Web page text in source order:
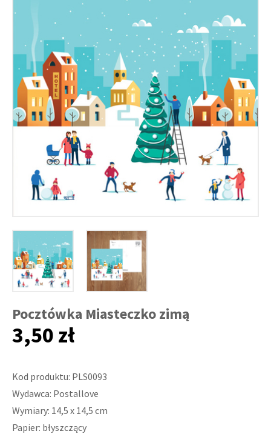
Pocztówka Miasteczko zimą
3,50 zł
Kod produktu: PLS0093
Wydawca: Postallove
Wymiary: 14,5 x 14,5 cm
Papier: błyszczący